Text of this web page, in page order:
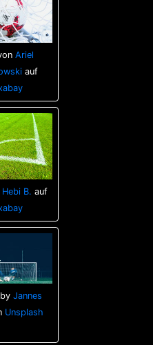
Ariel
auf
Hebi B. auf
Jannes
Unsplash